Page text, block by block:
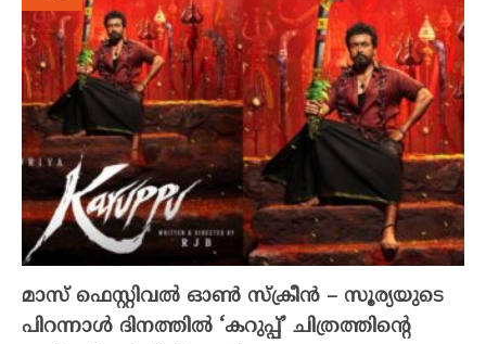
മാസ് ഫെസ്റ്റിവൽ ഓൺ സ്‌ക്രീൻ – സൂര്യയുടെ
പിറന്നാൾ ദിനത്തിൽ ‘കറുപ്പ്’ ചിത്രത്തിന്റെ